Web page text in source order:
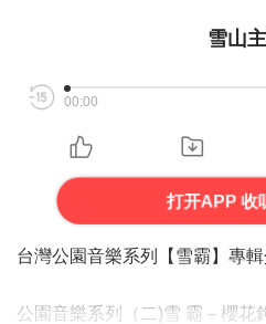
雪山
00:00
打开APP 收
台灣公園音樂系列【雪霸】專輯
公園音樂系列（二)雪 霸－櫻花